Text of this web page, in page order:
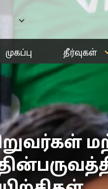
முகப்பு தீர்வுகள்